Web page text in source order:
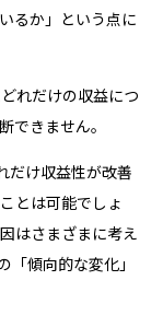
るか」という点に
れだけの収益につ
できません。
だけ収益性が改善
とは可能でしょ
はさまざまに考え
傾向的な変化」